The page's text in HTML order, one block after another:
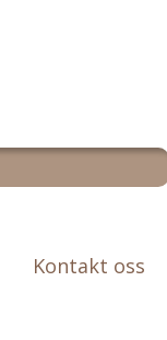
Kontakt oss